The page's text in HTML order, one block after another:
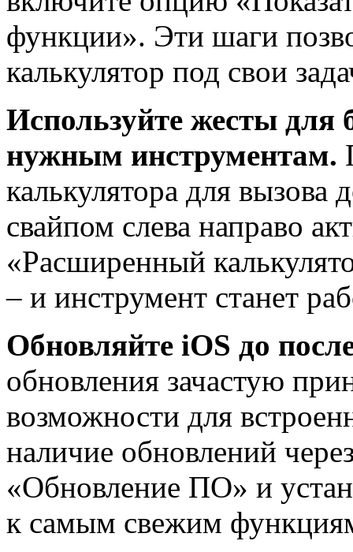
функции». Эти шаги
калькулятор под свои
Используйте жесты для
нужным инструментам.
калькулятора для
свайпом слева направо
«Расширенный
– и инструмент станет
Обновляйте iOS до
обновления зачастую
возможности для
наличие обновлений
«Обновление ПО» и
к самым свежим